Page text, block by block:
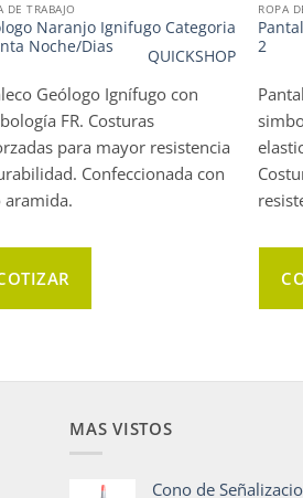
DE TRABAJO
Naranjo Ignifugo Categoria
Noche/Dias
Geólogo Ignífugo con
FR. Costuras
para mayor resistencia
Confeccionada con
aramida.
ROPA
2
QUICKSHOP
MAS VISTOS
Cono de Señalizacion Vial 36